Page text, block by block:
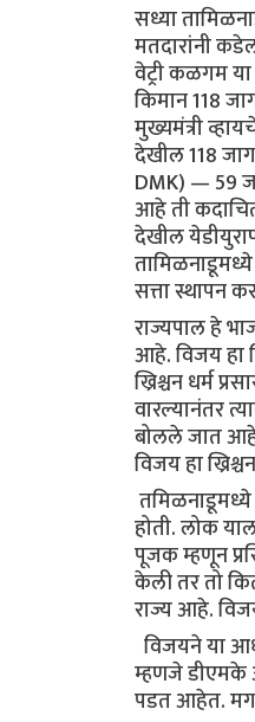
सध्या
मतदारांनी
वेट्री कळगम
किमान 118
मुख्यमंत्री
देखील 118
DMK) — 59
आहे ती
देखील
सत्ता स्थापन
राज्यपाल हे
आहे. विजय हा
ख्रिश्चन धर्म
वारल्यानंतर
बोलले जात आहे.
विजय हा
होती. लोक
पूजक म्हणून
केली तर तो
राज्य आहे.
विजयने या
म्हणजे डीएमके
पडत आहेत. मग